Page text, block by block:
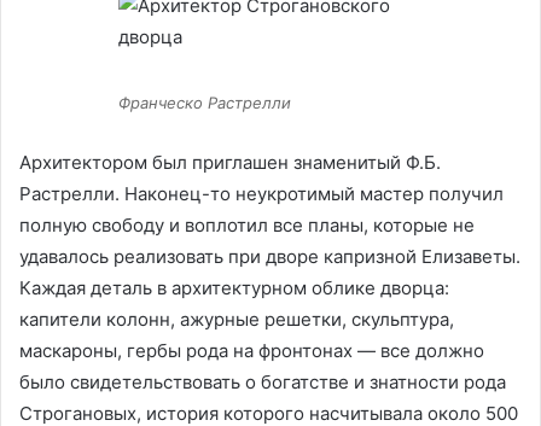
Франческо Растрелли
Архитектором был приглашен знаменитый Ф.Б.
Растрелли. Наконец-то неукротимый мастер получил
полную свободу и воплотил все планы, которые не
удавалось реализовать при дворе капризной Елизаветы.
Каждая деталь в архитектурном облике дворца:
капители колонн, ажурные решетки, скульптура,
маскароны, гербы рода на фронтонах — все должно
было свидетельствовать о богатстве и знатности рода
Строгановых, история которого насчитывала около 500